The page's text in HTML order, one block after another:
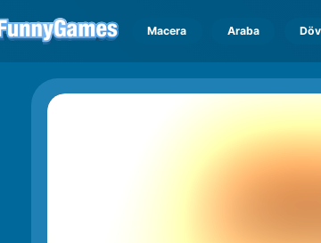
Macera Araba